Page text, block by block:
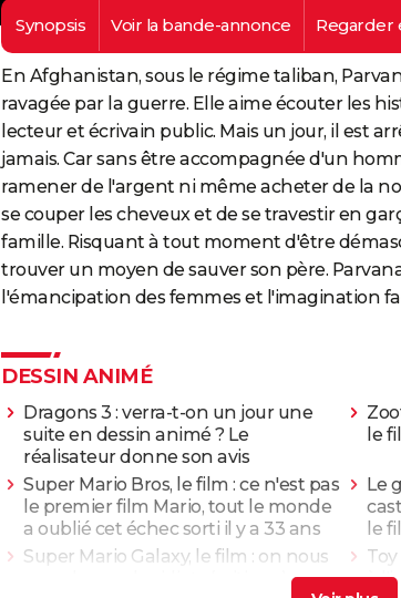
Synopsis Voir la bande-annonce Regarder
En Afghanistan, sous le régime taliban,
ravagée par la guerre. Elle aime écouter les
lecteur et écrivain public. Mais un jour, il est
jamais. Car sans être accompagnée d'un
ramener de l'argent ni même acheter de la
se couper les cheveux et de se travestir en
famille. Risquant à tout moment d'être
trouver un moyen de sauver son père.
l'émancipation des femmes et l'imagination
DESSIN ANIMÉ
Dragons 3 : verra-t-on un jour une
suite en dessin animé ? Le
réalisateur donne son avis
le
Super Mario Bros, le film : ce n'est pas
le premier film Mario, tout le monde
a oublié cet échec sorti il y a 33 ans
Le
le
Super Mario Galaxy, le film : on nous
à